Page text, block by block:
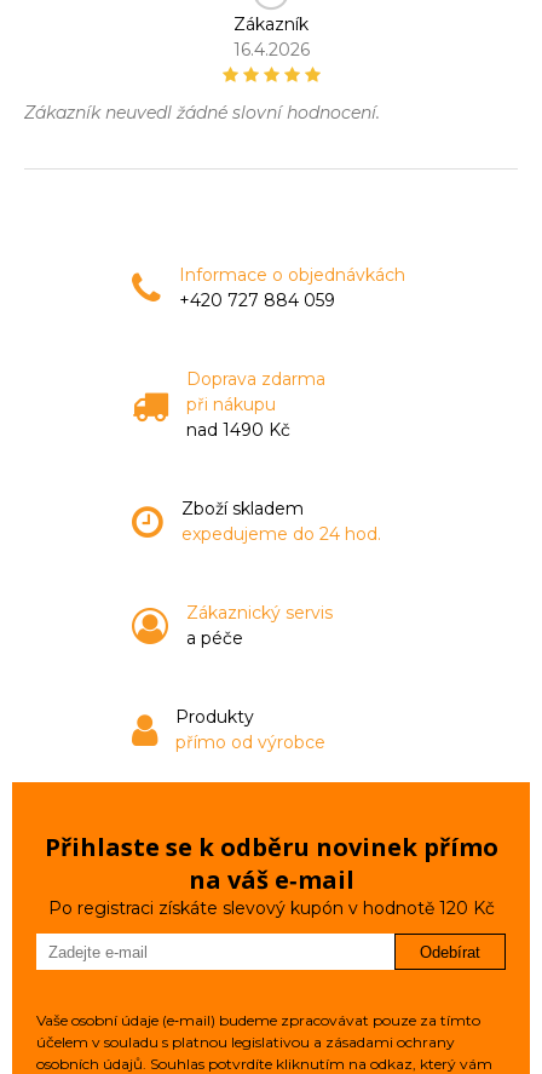
Zákazník
16.4.2026
Zákazník neuvedl žádné slovní hodnocení.
Informace o objednávkách
+420 727 884 059
Doprava zdarma
při nákupu
nad 1490 Kč
Zboží skladem
expedujeme do 24 hod.
Zákaznický servis
a péče
Produkty
přímo od výrobce
Přihlaste se k odběru novinek přímo
na váš e‑mail
Po registraci získáte slevový kupón v hodnotě 120 Kč
Odebírat
Vaše osobní údaje (e‑mail) budeme zpracovávat pouze za tímto
účelem v souladu s platnou legislativou a zásadami ochrany
osobních údajů. Souhlas potvrdíte kliknutím na odkaz, který vám